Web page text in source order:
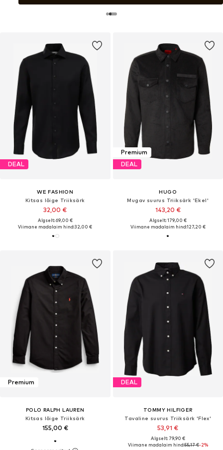
DEAL
WE FASHION
Kitsas lõige Triiksärk
32,00 €
Algselt: 69,00 €
Viimane madalaim hind:32,00 €
Premium
DEAL
HUGO
Mugav suurus Triiksärk 'Ekel'
143,20 €
Algselt: 179,00 €
Viimane madalaim hind:127,20 €
Premium
POLO RALPH LAUREN
Kitsas lõige Triiksärk
155,00 €
DEAL
TOMMY HILFIGER
Tavaline suurus Triiksärk 'Flex'
53,91 €
Algselt: 79,90 €
Viimane madalaim hind:55,17 €-2%